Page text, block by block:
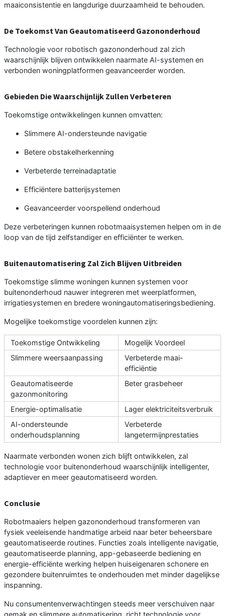
maaiconsistentie en langdurige duurzaamheid te behouden.
De Toekomst Van Geautomatiseerd Gazononderhoud
Technologie voor robotisch gazononderhoud zal zich
waarschijnlijk blijven ontwikkelen naarmate AI-systemen en
verbonden woningplatformen geavanceerder worden.
Gebieden Die Waarschijnlijk Zullen Verbeteren
Toekomstige ontwikkelingen kunnen omvatten:
Slimmere AI-ondersteunde navigatie
Betere obstakelherkenning
Verbeterde terreinadaptatie
Efficiëntere batterijsystemen
Geavanceerder voorspellend onderhoud
Deze verbeteringen kunnen robotmaaisystemen helpen om in de
loop van de tijd zelfstandiger en efficiënter te werken.
Buitenautomatisering Zal Zich Blijven Uitbreiden
Toekomstige slimme woningen kunnen systemen voor
buitenonderhoud nauwer integreren met weerplatformen,
irrigatiesystemen en bredere woningautomatiseringsbediening.
Mogelijke toekomstige voordelen kunnen zijn:
Toekomstige Ontwikkeling
Mogelijk Voordeel
Slimmere weersaanpassing
Verbeterde maai-
efficiëntie
Geautomatiseerde
gazonmonitoring
Beter grasbeheer
Energie-optimalisatie
Lager elektriciteitsverbruik
AI-ondersteunde
onderhoudsplanning
Verbeterde
langetermijnprestaties
Naarmate verbonden wonen zich blijft ontwikkelen, zal
technologie voor buitenonderhoud waarschijnlijk intelligenter,
adaptiever en meer geautomatiseerd worden.
Conclusie
Robotmaaiers helpen gazononderhoud transformeren van
fysiek veeleisende handmatige arbeid naar beter beheersbare
geautomatiseerde routines. Functies zoals intelligente navigatie,
geautomatiseerde planning, app-gebaseerde bediening en
energie-efficiënte werking helpen huiseigenaren schonere en
gezondere buitenruimtes te onderhouden met minder dagelijkse
inspanning.
Nu consumentenverwachtingen steeds meer verschuiven naar
gemak en slimmere automatisering, richt technologie voor